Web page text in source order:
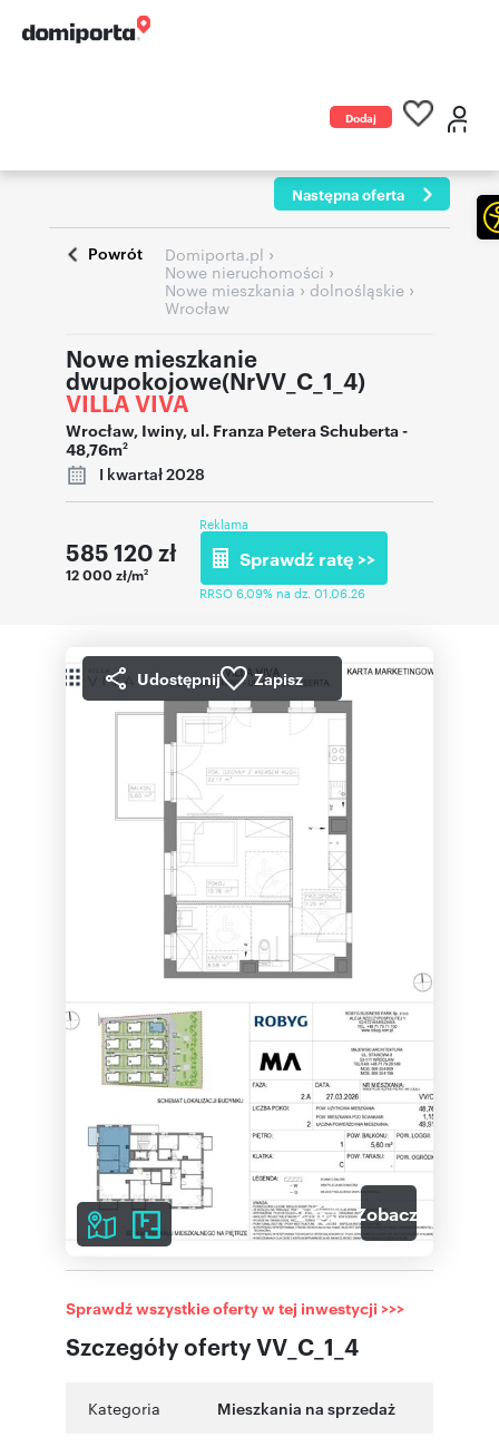
Dodaj
Następna oferta
Powrót Domiporta.pl ›
Nowe nieruchomości ›
Nowe mieszkania › dolnośląskie ›
Wrocław
Nowe mieszkanie
dwupokojowe(NrVV_C_1_4)
VILLA VIVA
Wrocław, Iwiny, ul. Franza Petera Schuberta-
48,76m2
I kwartał 2028
585 120 zł
12 000 zł/m2
Reklama
Sprawdź ratę >>
RRSO 6,09% na dz. 01.06.26
Udostępnij Zapisz
2 Zobacz galerię
Szczegóły oferty VV_C_1_4
Sprawdź wszystkie oferty w tej inwestycji >>>
Kategoria Mieszkania na sprzedaż